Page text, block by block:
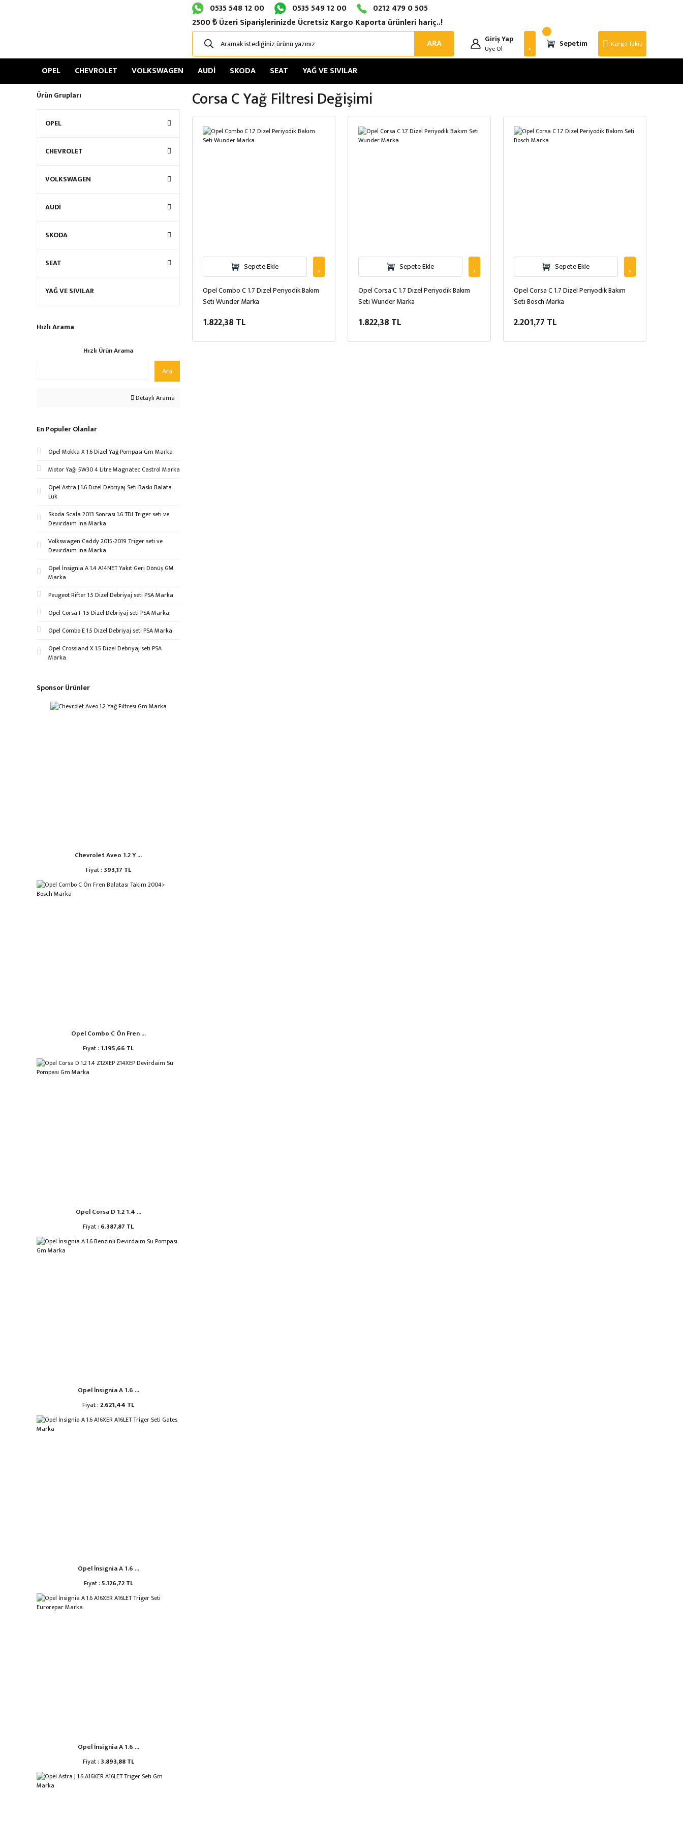
0535 548 12 00 0535 549 12 00
0212 479 0 505
2500 ₺ Üzeri Siparişlerinizde Ücretsiz Kargo Kaporta ürünleri hariç..!
ARA
Giriş Yap
Üye Ol Sepetim Kargo Takip
OPEL CHEVROLET VOLKSWAGEN AUDİ SKODA SEAT YAĞ VE SIVILAR
Ürün Grupları
OPEL
CHEVROLET
VOLKSWAGEN
AUDİ
SKODA
SEAT
YAĞ VE SIVILAR
Hızlı Arama
Hızlı Ürün Arama
Ara
Detaylı Arama
En Populer Olanlar
Opel Mokka X 1.6 Dizel Yağ Pompası Gm Marka
Motor Yağı 5W30 4 Litre Magnatec Castrol Marka
Opel Astra J 1.6 Dizel Debriyaj Seti Baskı Balata
Luk
Skoda Scala 2013 Sonrası 1.6 TDI Triger seti ve
Devirdaim İna Marka
Volkswagen Caddy 2015-2019 Triger seti ve
Devirdaim İna Marka
Opel İnsignia A 1.4 A14NET Yakıt Geri Dönüş GM
Marka
Peugeot Rifter 1.5 Dizel Debriyaj seti PSA Marka
Opel Corsa F 1.5 Dizel Debriyaj seti PSA Marka
Opel Combo E 1.5 Dizel Debriyaj seti PSA Marka
Opel Crossland X 1.5 Dizel Debriyaj seti PSA
Marka
Sponsor Ürünler
Chevrolet Aveo 1.2 Y ...
Fiyat : 393,17 TL
Opel Combo C Ön Fren ...
Fiyat : 1.195,66 TL
Opel Corsa D 1.2 1.4 ...
Fiyat : 6.387,87 TL
Opel İnsignia A 1.6 ...
Fiyat :2.621,44 TL
Opel İnsignia A 1.6 ...
Fiyat :5.126,72 TL
Opel İnsignia A 1.6 ...
Fiyat : 3.893,88 TL
Corsa C Yağ Filtresi Değişimi
Sepete Ekle
Opel Combo C 1.7 Dizel Periyodik Bakım
Seti Wunder Marka
1.822,38 TL
Sepete Ekle
Opel Corsa C 1.7 Dizel Periyodik Bakım
Seti Wunder Marka
1.822,38 TL
Sepete Ekle
Opel Corsa C 1.7 Dizel Periyodik Bakım
Seti Bosch Marka
2.201,77 TL